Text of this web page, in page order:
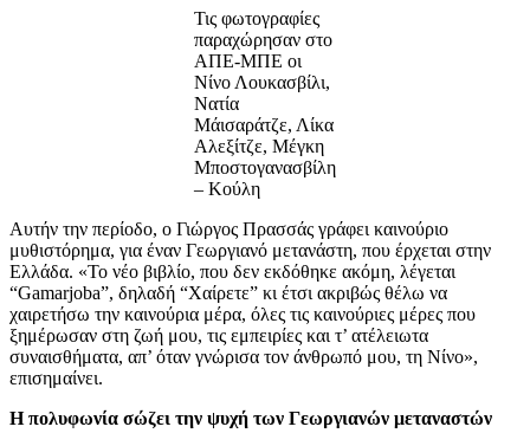
Τις φωτογραφίες
παραχώρησαν στο
ΑΠΕ-ΜΠΕ οι
Νίνο Λουκασβίλι,
Νατία
Μάισαράτζε, Λίκα
Αλεξίτζε, Μέγκη
Μποστογανασβίλη
– Κούλη
Αυτήν την περίοδο, ο Γιώργος Πρασσάς γράφει καινούριο
μυθιστόρημα, για έναν Γεωργιανό μετανάστη, που έρχεται στην
Ελλάδα. «Το νέο βιβλίο, που δεν εκδόθηκε ακόμη, λέγεται
“Gamarjoba”, δηλαδή “Χαίρετε” κι έτσι ακριβώς θέλω να
χαιρετήσω την καινούρια μέρα, όλες τις καινούριες μέρες που
ξημέρωσαν στη ζωή μου, τις εμπειρίες και τ’ ατέλειωτα
συναισθήματα, απ’ όταν γνώρισα τον άνθρωπό μου, τη Νίνο»,
επισημαίνει.
Η πολυφωνία σώζει την ψυχή των Γεωργιανών μεταναστών